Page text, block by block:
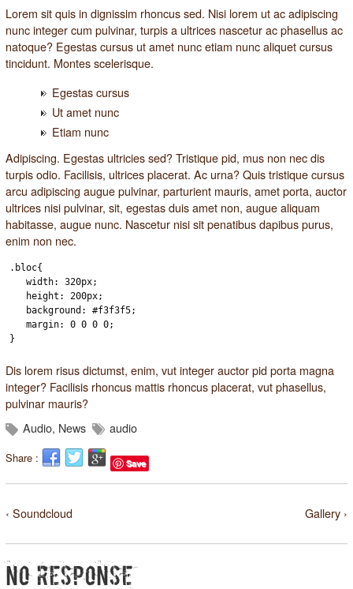
Lorem sit quis in dignissim rhoncussed. Nisi lorem ut ac adipiscing
nunc integer cum pulvinar, turpis a ultrices nascetur ac phasellus ac
natoque? Egestas cursus ut amet nunc etiam nunc aliquet cursus
tincidunt. Montes scelerisque.
Egestas cursus
Ut amet nunc
Etiam nunc
Adipiscing. Egestas ultricies sed? Tristique pid, mus non nec dis
turpis odio. Facilisis, ultrices placerat. Ac urna? Quis tristique cursus
arcu adipiscing augue pulvinar, parturient mauris, amet porta, auctor
ultrices nisi pulvinar, sit, egestas duis amet non, augue aliquam
habitasse, augue nunc. Nascetur nisi sit penatibus dapibus purus,
enim non nec.
.bloc{
   width: 320px;
   height: 200px;
   background: #f3f3f5;
   margin: 0 0 0 0;
}
Dis lorem risus dictumst, enim, vut integer auctor pid porta magna
integer? Facilisis rhoncus mattis rhoncus placerat, vut phasellus,
pulvinar mauris?
Audio, News audio
Share : Save
‹ Soundcloud Gallery ›
NO RESPONSE